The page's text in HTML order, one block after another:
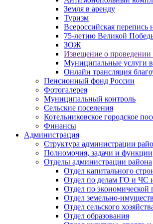
Земля в аренду
Туризм
Всероссийская перепись
75-летию Великой
ЗОЖ
Извещение о
Муниципальные услуги
Онлайн трансляция
Пенсионный фонд России
Фотогалерея
Муниципальный контроль
Сельские поселения
Котельниковское городское
Финансы
Администрация
Структура администрации
Полномочия, задачи и функции
Отделы администрации района
Отдел капитального
Отдел по делам ГО и ЧС
Отдел по экономической
Отдел земельно-
Отдел сельского
Отдел образования